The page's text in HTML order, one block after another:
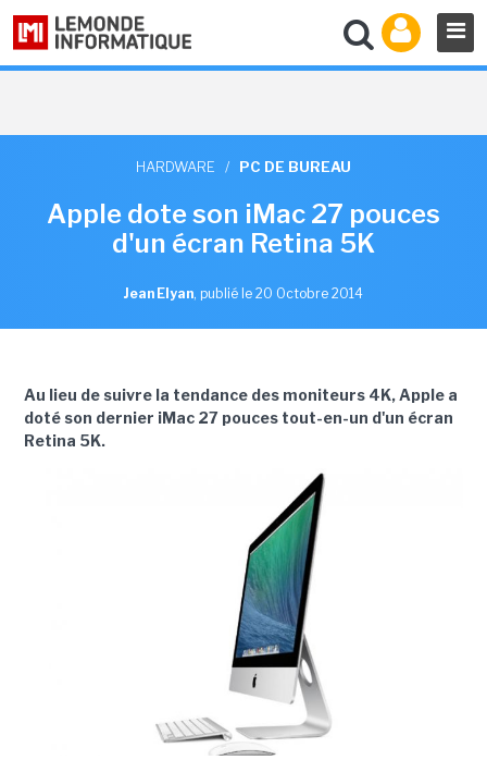
HARDWARE / PC DE BUREAU
Apple dote son iMac 27 pouces
d'un écran Retina 5K
Jean Elyan, publié le 20 Octobre 2014
Au lieu de suivre la tendance des moniteurs 4K, Apple a
doté son dernier iMac 27 pouces tout-en-un d'un écran
Retina 5K.